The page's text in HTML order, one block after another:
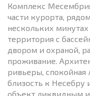
Комплекс
части курорта,
нескольких
территория с
двором и охраной,
проживание.
ривьеры, спокойная
близость к Несебру
объект ликвидным